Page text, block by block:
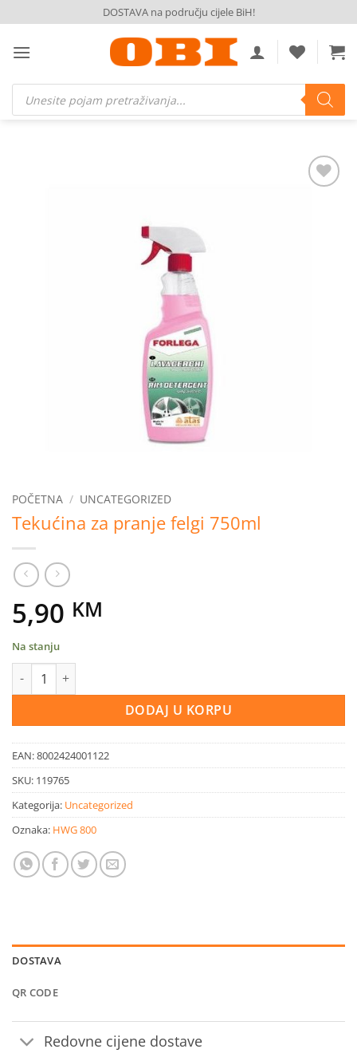
to
content
DOSTAVA na području cijele BiH!
Products
search
POČETNA / UNCATEGORIZED
Tekućina za pranje felgi 750ml
5,90 KM
Na stanju
Tekućina za pranje felgi 750ml količina
DODAJ U KORPU
EAN:8002424001122
SKU: 119765
Kategorija: Uncategorized
Oznaka: HWG 800
DOSTAVA
QR CODE
Redovne cijene dostave